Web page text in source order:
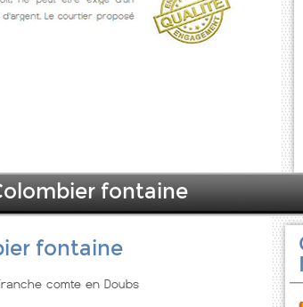
fontaine
fontaine
comte en Doubs